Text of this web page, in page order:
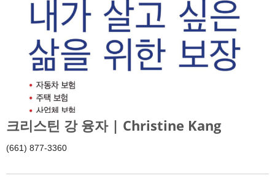
크리스틴 강 융자 | Christine Kang
(661) 877-3360